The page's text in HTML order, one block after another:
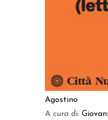
Agostino
A cura di: